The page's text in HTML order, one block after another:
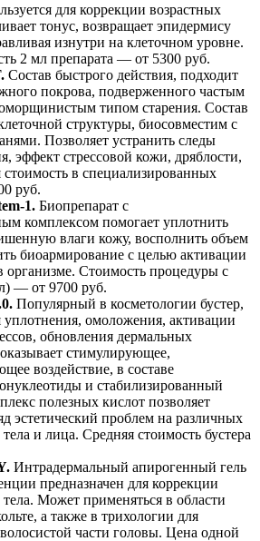
для коррекции возрастных
тонус, возвращает эпидермису
изнутри на клеточном уровне.
2 мл препарата — от 5300 руб.
Состав быстрого действия, подходит
покрова, подверженного частым
типом старения. Состав
структуры, биосовместим с
Позволяет устранить следы
эффект стрессовой кожи, дряблости,
в специализированных
руб.
1. Биопрепарат с
комплексом помогает уплотнить
влаги кожу, восполнить объем
биоармирование с целью активации
организме. Стоимость процедуры с
— от 9700 руб.
Популярный в косметологии бустер,
уплотнения, омоложения, активации
обновления дермальных
стимулирующее,
воздействие, в составе
и стабилизированный
полезных кислот позволяет
эстетический проблем на различных
и лица. Средняя стоимость бустера
Интрадермальный апирогенный гель
предназначен для коррекции
Может применяться в области
а также в трихологии для
части головы. Цена одной